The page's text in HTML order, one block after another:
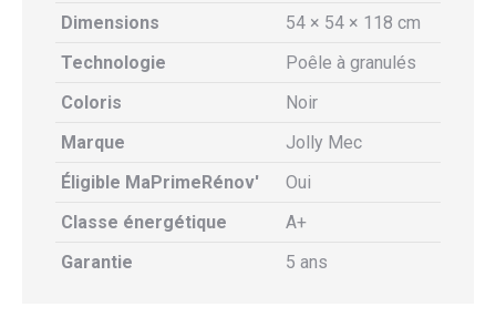
Dimensions
54 × 54 × 118 cm
Technologie
Poêle à granulés
Coloris
Noir
Marque
Jolly Mec
Éligible MaPrimeRénov'
Oui
Classe énergétique
A+
Garantie
5 ans